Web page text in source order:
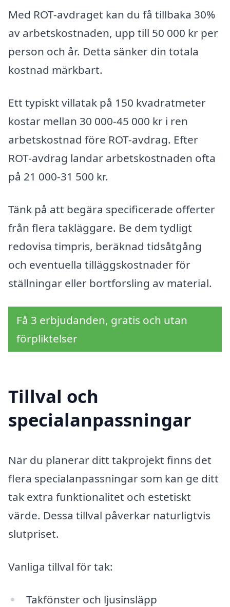
Med ROT-avdraget kan du få tillbaka 30%
av arbetskostnaden, upp till 50 000 kr per
person och år. Detta sänker din totala
kostnad märkbart.
Ett typiskt villatak på 150 kvadratmeter
kostar mellan 30 000-45 000 kr i ren
arbetskostnad före ROT-avdrag. Efter
ROT-avdrag landar arbetskostnaden ofta
på 21 000-31 500 kr.
Tänk på att begära specificerade offerter
från flera takläggare. Be dem tydligt
redovisa timpris, beräknad tidsåtgång
och eventuella tilläggskostnader för
ställningar eller bortforsling av material.
Få 3 erbjudanden, gratis och utan
förpliktelser
Tillval och
specialanpassningar
När du planerar ditt takprojekt finns det
flera specialanpassningar som kan ge ditt
tak extra funktionalitet och estetiskt
värde. Dessa tillval påverkar naturligtvis
slutpriset.
Vanliga tillval för tak:
Takfönster och ljusinsläpp